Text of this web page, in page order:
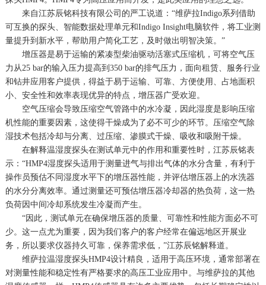
来自江苏辰铭科技有限公司的严工说道：“维萨拉Indigo系列借助
可互换的探头、智能数据处理单元和Indigo Insight电脑软件，将工业测
量提升到新水平，帮助用户简化工艺，及时做出明智决策。”
增压器是易于运输的紧凑型柴油驱动活塞式压缩机，可将空气压
力从25 bar的输入压力提高到350 bar的排气压力，面向租赁、服务行业
和钻井应用客户提供，得益于易于运输、可靠、方便使用、占地面积
小、安全性和效率表现优异的特点，增压器广受欢迎。
空气压缩会导致压缩空气管路中的水冷凝，因此湿度是影响压缩
机性能的重要因素，这使得干燥成为了必不可少的环节。压缩空气除
湿技术包括冷却与分离、过压缩、渗膜式干燥、吸收和吸附干燥。
在解释温湿度探头在测试单元中的作用和重要性时，江苏辰铭表
示：“HMP4湿度探头适用于测量进气与排出气体的水分含量，有利于
操作员预估不同湿度水平下的增压器性能，并评估增压器上的水洗器
的水分分离效率。通过测量还可预估增压器冷却器的热负荷，这一热
负荷因中间冷却系统发生冷凝而产生。
“因此，测试单元在确保增压器的质量、可靠性和性能方面必不可
少。这一点尤为重要，因为我们客户的客户经常在偏远地区开展业
务，所以要求仪器持久可靠，保养需求低，”江苏辰铭解释道。
维萨拉温湿度探头HMP4设计精良，适用于高压环境，通常部署在
对测量性能和稳定性有严格要求的高压工业应用中。与维萨拉的其他
联系我们